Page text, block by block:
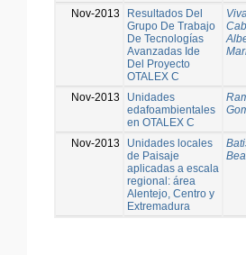
Nov-2013
Resultados Del
Grupo De Trabajo
De Tecnologías
Avanzadas Ide
Del Proyecto
OTALEX C
Nov-2013
Unidades
edafoambientales
en OTALEX C
Nov-2013
Unidades locales
de Paisaje
aplicadas a escala
regional: área
Alentejo, Centro y
Extremadura